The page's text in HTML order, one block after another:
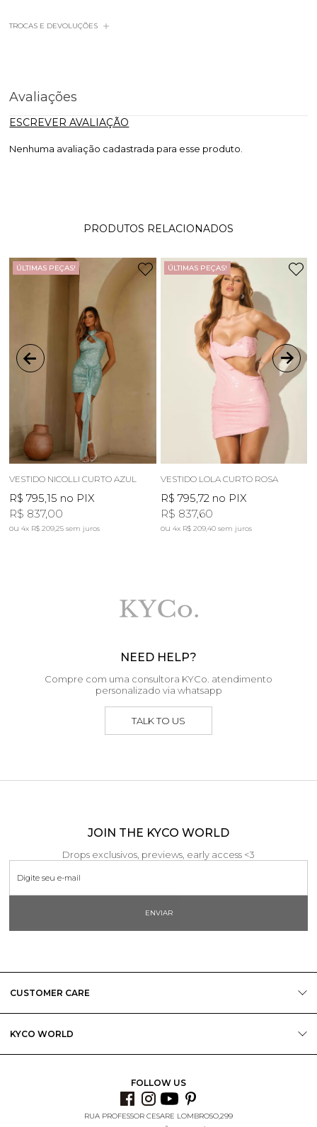
TROCAS E DEVOLUÇÕES
Avaliações
ESCREVER AVALIAÇÃO
Nenhuma avaliação cadastrada para esse produto.
PRODUTOS RELACIONADOS
ÚLTIMAS PEÇAS!
VESTIDO NICOLLI CURTO AZUL
R$ 795,15 no PIX
R$ 837,00
4x R$ 209,25sem juros
ÚLTIMAS PEÇAS!
VESTIDO LOLA CURTO ROSA
R$ 795,72no PIX
R$ 837,60
4x R$ 209,40 sem juros
NEED HELP?
Compre com uma consultora KYCo. atendimento
personalizado via whatsapp
TALK TO US
JOIN THE KYCO WORLD
Drops exclusivos, previews, early access <3
ENVIAR
CUSTOMER CARE
KYCO WORLD
RUA PROFESSOR CESARE LOMBROSO,299
FOLLOW US